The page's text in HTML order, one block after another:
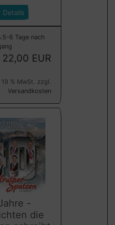
Details
6 Tage nach
22,00 EUR
19 % MwSt. zzgl.
Versandkosten
-
die